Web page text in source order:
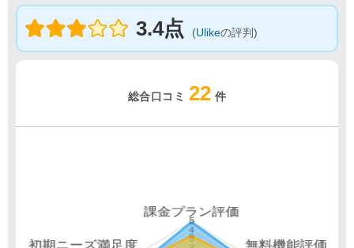
3.4点 (Ulikeの評判)
総合口コミ 22 件